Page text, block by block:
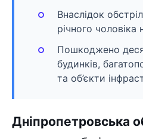
Внаслідок
річного чоловіка
Пошкоджено
будинків,
та об’єкти
Дніпропетровська